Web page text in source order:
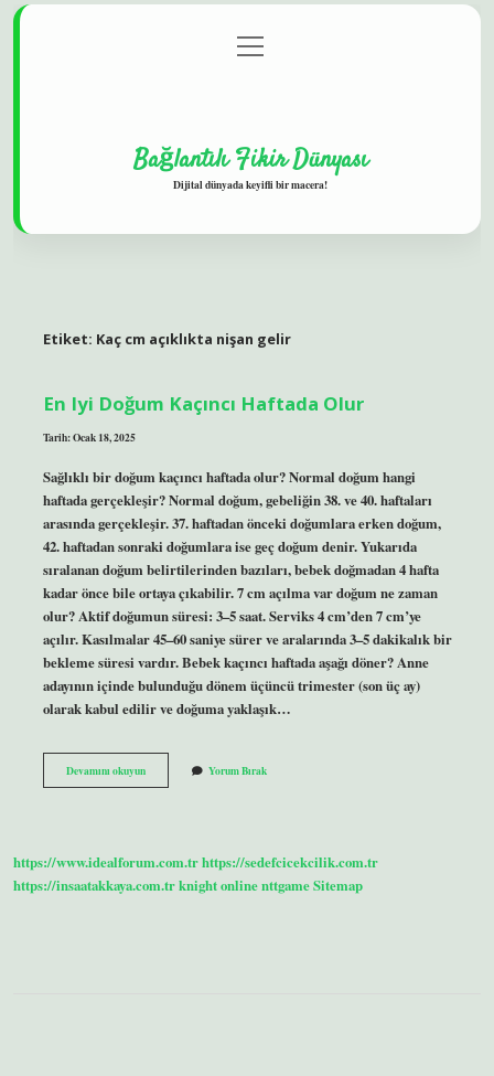
Gizlilik Politikası
menüyü
aç
Bağlantılı Fikir Dünyası
Dijital dünyada keyifli bir macera!
Etiket: Kaç cm açıklıkta nişan gelir
En Iyi Doğum Kaçıncı Haftada Olur
Tarih: Ocak 18, 2025
Sağlıklı bir doğum kaçıncı haftada olur? Normal doğum hangi
haftada gerçekleşir? Normal doğum, gebeliğin 38. ve 40. haftaları
arasında gerçekleşir. 37. haftadan önceki doğumlara erken doğum,
42. haftadan sonraki doğumlara ise geç doğum denir. Yukarıda
sıralanan doğum belirtilerinden bazıları, bebek doğmadan 4 hafta
kadar önce bile ortaya çıkabilir. 7 cm açılma var doğum ne zaman
olur? Aktif doğumun süresi: 3–5 saat. Serviks 4 cm’den 7 cm’ye
açılır. Kasılmalar 45–60 saniye sürer ve aralarında 3–5 dakikalık bir
bekleme süresi vardır. Bebek kaçıncı haftada aşağı döner? Anne
adayının içinde bulunduğu dönem üçüncü trimester (son üç ay)
olarak kabul edilir ve doğuma yaklaşık…
Devamını okuyunEn
Iyi
Yorum Bırak
https://www.idealforum.com.trhttps://sedefcicekcilik.com.tr
https://insaatakkaya.com.trknight onlinenttgameSitemap